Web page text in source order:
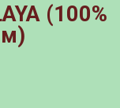
(100%